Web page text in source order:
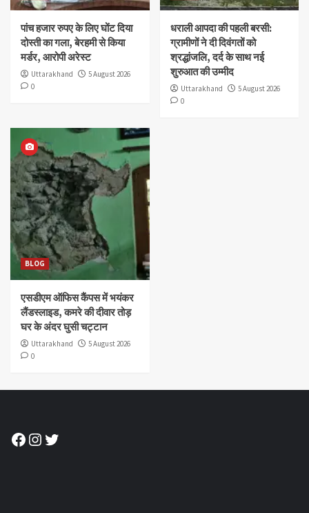
पांच हजार रुपए के लिए घोंट दिया
दोस्ती का गला, बेरहमी से किया
मर्डर, आरोपी अरेस्ट
Uttarakhand
5 August 2026
0
धराली आपदा की पहली बरसी:
ग्रामीणों ने दी दिवंगतों को
श्रद्धांजलि, दर्द के साथ नई
शुरुआत की उम्मीद
Uttarakhand
5 August 2026
0
BLOG
एसडीएम ऑफिस कैंपस में भयंकर
लैंडस्लाइड, कमरे की दीवार तोड़
घर के अंदर घुसी चट्टान
Uttarakhand
5 August 2026
0
Facebook
Instagram
Twitter